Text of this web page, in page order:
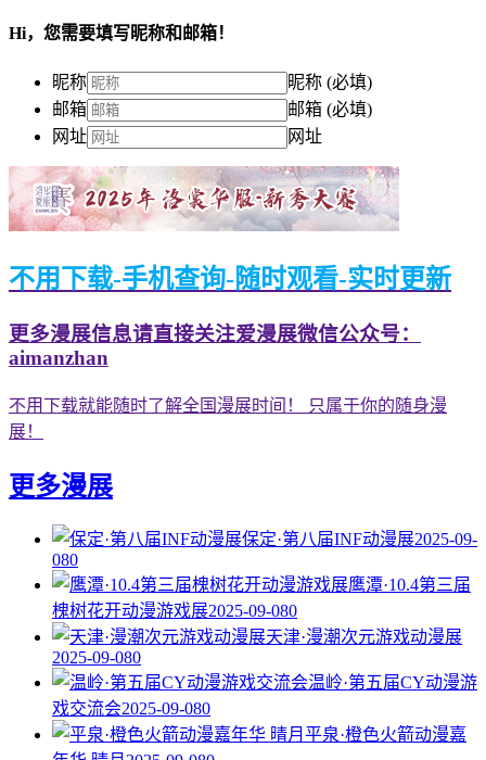
Hi，您需要填写昵称和邮箱！
昵称
昵称 (必填)
邮箱
邮箱 (必填)
网址
网址
不用下载-手机查询-随时观看-实时更新
更多漫展信息请直接关注爱漫展微信公众号：
aimanzhan
不用下载就能随时了解全国漫展时间！ 只属于你的随身漫
展！
更多漫展
保定·第八届INF动漫展2025-09-
080
鹰潭·10.4第三届
槐树花开动漫游戏展2025-09-080
天津·漫潮次元游戏动漫展
2025-09-080
温岭·第五届CY动漫游
戏交流会2025-09-080
平泉·橙色火箭动漫嘉